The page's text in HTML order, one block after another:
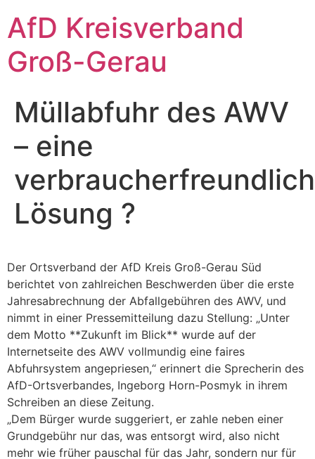
Inhalt
springen
AfD Kreisverband
Groß-Gerau
Müllabfuhr des AWV
– eine
Lösung ?
Der Ortsverband der AfD Kreis Groß-Gerau Süd
berichtet von zahlreichen Beschwerden über die erste
Jahresabrechnung der Abfallgebühren des AWV, und
nimmt in einer Pressemitteilung dazu Stellung: „Unter
dem Motto **Zukunft im Blick** wurde auf der
Internetseite des AWV vollmundig eine faires
Abfuhrsystem angepriesen,“ erinnert die Sprecherin des
AfD-Ortsverbandes, Ingeborg Horn-Posmyk in ihrem
Schreiben an diese Zeitung.
„Dem Bürger wurde suggeriert, er zahle neben einer
Grundgebühr nur das, was entsorgt wird, also nicht
mehr wie früher pauschal für das Jahr, sondern nur für